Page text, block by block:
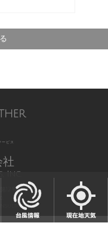
ービス
社
Inc.
12号